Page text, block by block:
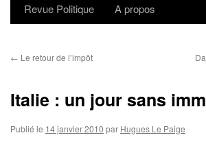
Revue Politique
A propos
← Le retour de l’impôt
Italie : un jour sans
Publié le 14 janvier 2010 par Hugues Le Paige